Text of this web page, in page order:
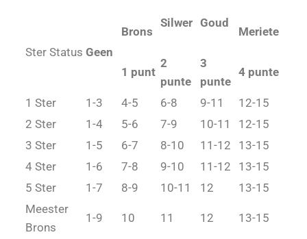
Ster Status Geen
Brons
1 punt
Silwer
2
punte
Goud
3
punte
Meriete
4 punte
1 Ster 1-3 4-5 6-8 9-11
12-15
2 Ster
1-4 5-6 7-9 10-11
12-15
3 Ster
1-5 6-7 8-10 11-12
13-15
4 Ster
1-6 7-8 9-10 11-12
13-15
5 Ster
1-7 8-9 10-11 12
13-15
Meester
Brons
1-9 10 11 12 13-15